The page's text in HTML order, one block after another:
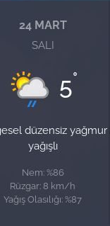
24 MART
SALI
5°
düzensiz yağmur
yağışlı
Nem: %86
Rüzgar: 8 km/h
Yağış Olasılığı: %87